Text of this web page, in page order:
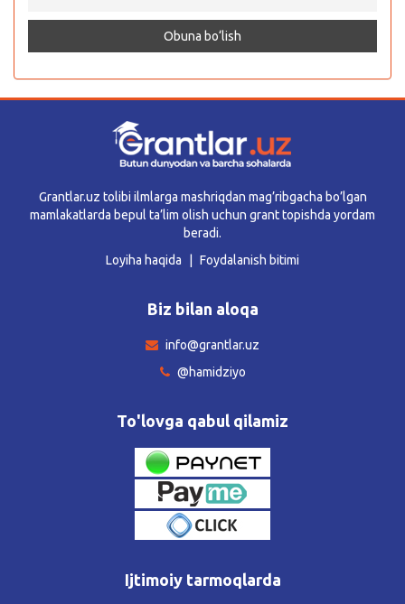
Grantlar.uz tolibi ilmlarga mashriqdan mag’ribgacha bo’lgan
mamlakatlarda bepul ta’lim olish uchun grant topishda yordam
beradi.
Loyiha haqida
Foydalanish bitimi
Biz bilan aloqa
info@grantlar.uz
@hamidziyo
To'lovga qabul qilamiz
Ijtimoiy tarmoqlarda